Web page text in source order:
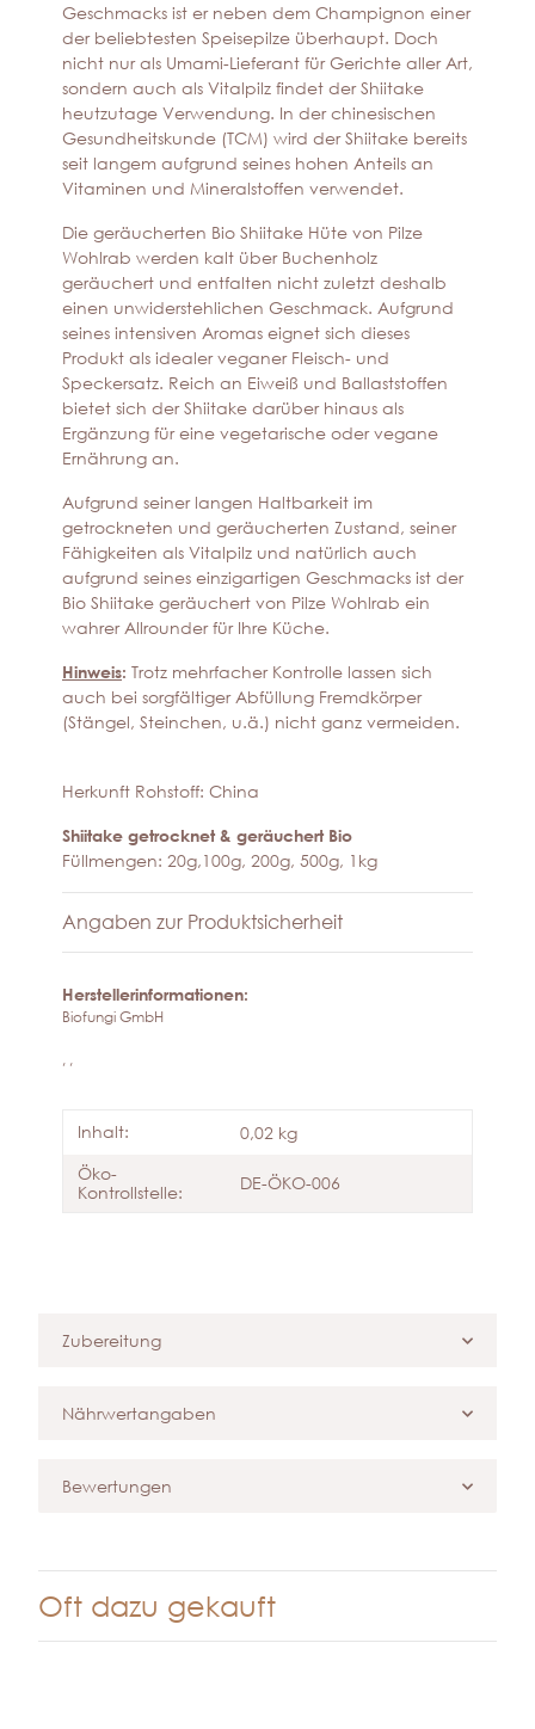
Geschmacks ist er neben dem Champignon einer
der beliebtesten Speisepilze überhaupt. Doch
nicht nur als Umami-Lieferant für Gerichte aller Art,
sondern auch als Vitalpilz findet der Shiitake
heutzutage Verwendung. In der chinesischen
Gesundheitskunde (TCM) wird der Shiitake bereits
seit langem aufgrund seines hohen Anteils an
Vitaminen und Mineralstoffen verwendet.
Die geräucherten Bio Shiitake Hüte von Pilze
Wohlrab werden kalt über Buchenholz
geräuchert und entfalten nicht zuletzt deshalb
einen unwiderstehlichen Geschmack. Aufgrund
seines intensiven Aromas eignet sich dieses
Produkt als idealer veganer Fleisch- und
Speckersatz. Reich an Eiweiß und Ballaststoffen
bietet sich der Shiitake darüber hinaus als
Ergänzung für eine vegetarische oder vegane
Ernährung an.
Aufgrund seiner langen Haltbarkeit im
getrockneten und geräucherten Zustand, seiner
Fähigkeiten als Vitalpilz und natürlich auch
aufgrund seines einzigartigen Geschmacks ist der
Bio Shiitake geräuchert von Pilze Wohlrab ein
wahrer Allrounder für Ihre Küche.
Hinweis: Trotz mehrfacher Kontrolle lassen sich
auch bei sorgfältiger Abfüllung Fremdkörper
(Stängel, Steinchen, u.ä.) nicht ganz vermeiden.
Herkunft Rohstoff: China
Shiitake getrocknet & geräuchert Bio
Füllmengen: 20g,100g, 200g, 500g, 1kg
Angaben zur Produktsicherheit
Herstellerinformationen:
Biofungi GmbH
, ,
Inhalt:
0,02 kg
Öko-
Kontrollstelle:
DE-ÖKO-006
Zubereitung
Nährwertangaben
Bewertungen
Oft dazu gekauft